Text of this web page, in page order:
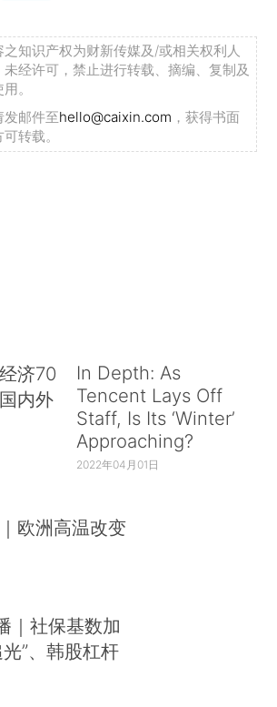
知识产权为财新传媒及/或相关权利人
经许可，禁止进行转载、摘编、复制及
。
发邮件至hello@caixin.com ，获得书面
转载。
济70
内外
In Depth: As
Tencent Lays Off
Staff, Is Its ‘Winter’
Approaching?
2022年04月01日
欧洲高温改变
｜社保基数加
”、韩股杠杆